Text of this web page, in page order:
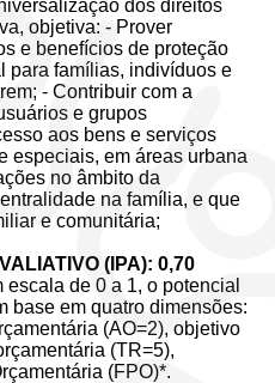
dos direitos
objetiva: - Prover
e benefícios de proteção
para famílias, indivíduos e
- Contribuir com a
e grupos
aos bens e serviços
especiais, em áreas urbana
no âmbito da
na família, e que
e comunitária;
(IPA): 0,70
escala de 0 a 1, o potencial
base em quatro dimensões:
(AO=2), objetivo
(TR=5),
(FPO)*.